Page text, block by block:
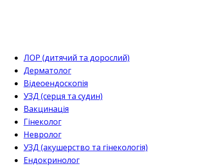
ЛОР (дитячий та дорослий)
Дерматолог
Відеоендоскопія
УЗД (серця та судин)
Вакцинація
Гінеколог
Невролог
УЗД (акушерство та гінекологія)
Ендокринолог